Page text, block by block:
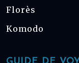
Florès
Komodo